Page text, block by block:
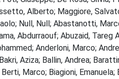
Alberto; Maggiore,
Null, Null; Abastanotti,
Abdurraouf; Abuzaid,
Anderloni, Marco;
Aziza; Ballin, Andrea;
Marco; Biagioni,